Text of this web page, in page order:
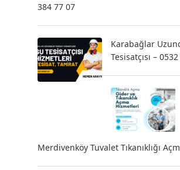
384 77 07
Karabağlar
Tesisatçısı –
Merdivenköy Tuvalet Tıkanıklığı